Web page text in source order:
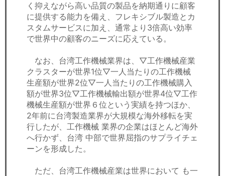
く抑えながら高い品質の製品を納期通りに顧客
に提供する能力を備え、フレキシブル製造とカ
スタムサービスに加え、通常より3倍高い効率
で世界中の顧客のニーズに応えている。
なお、台湾工作機械業界は、▽工作機械産業
クラスターが世界1位▽一人当たりの工作機械
生産額が世界2位▽一人当たりの工作機械購入
額が世界3位▽工作機械輸出額が世界4位▽工作
機械生産額が世界６位という実績を持つほか、
2年前に台湾製造業界が大規模な海外移転を実
行したが、工作機械 業界の企業はほとんど海外
へ行かず、台湾 中部で世界屈指のサプライチェ
ーンを形成した。
ただ、台湾工作機械産業は世界において も一